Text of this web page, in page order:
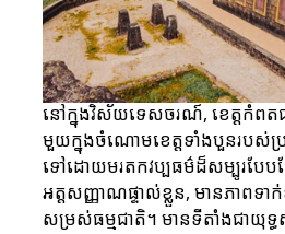
នៅក្នុងវិស័យទេសចរណ៍, ខេត្តកំពតជា
មួយក្នុងចំណោមខេត្តទាំងបួនរបស់ប្
ទៅដោយមរតកវប្បធម៌ដ៏សម្បូរបែបដែ
អត្តសញ្ញាណផ្ទាល់ខ្លួន, មានភាពទាក់
សម្រស់ធម្មជាតិ។ មានទីតាំងជាយុទ្ធ